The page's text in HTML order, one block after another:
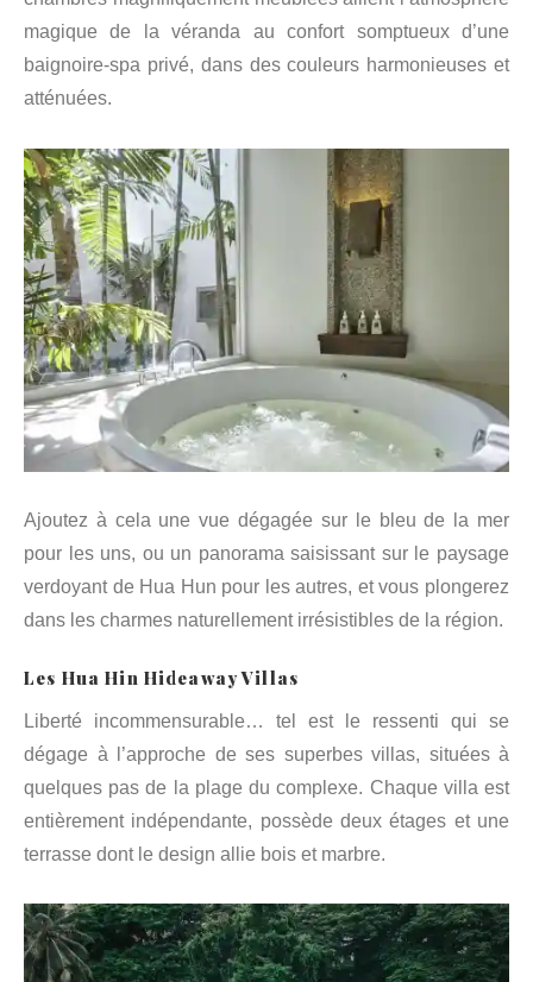
magique de la véranda au confort somptueux d’une
baignoire-spa privé, dans des couleurs harmonieuses et
atténuées.
Ajoutez à cela une vue dégagée sur le bleu de la mer
pour les uns, ou un panorama saisissant sur le paysage
verdoyant de Hua Hun pour les autres, et vous plongerez
dans les charmes naturellement irrésistibles de la région.
Les Hua Hin Hideaway Villas
Liberté incommensurable… tel est le ressenti qui se
dégage à l’approche de ses superbes villas, situées à
quelques pas de la plage du complexe. Chaque villa est
entièrement indépendante, possède deux étages et une
terrasse dont le design allie bois et marbre.